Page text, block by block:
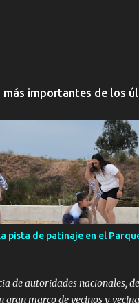
más importantes de los
pista de patinaje en el
de autoridades nacionales,
gran marco de vecinos y